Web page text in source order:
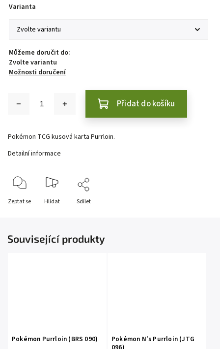
Varianta
Můžeme doručit do:
Zvolte variantu
Možnosti doručení
Přidat do košíku
Pokémon TCG kusová karta Purrloin.
Detailní informace
Zeptat se Hlídat Sdílet
Související produkty
Pokémon Purrloin (BRS 090)
Pokémon N's Purrloin (JTG